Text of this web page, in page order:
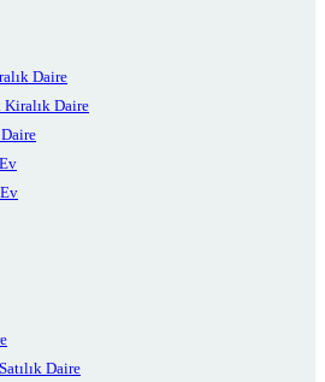
Daire
Kiralık Daire
Daire